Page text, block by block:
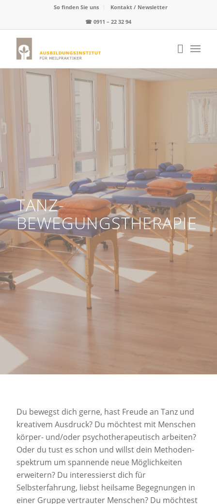
So finden Sie uns
Kontakt / Newsletter
☎0911 – 22 32 94
TANZ-
BEWEGUNGSTHERAPIE
Du bewegst dich gerne, hast Freude an Tanz und
kreativem Ausdruck? Du möchtest mit Menschen
körper- und/oder psychotherapeutisch arbeiten?
Oder du tust es schon und willst dein Methoden-
spektrum um spannende neue Möglichkeiten
erweitern? Du interessierst dich für
Selbsterfahrung, liebst heilsame Begegnungen in
einer Gruppe vertrauter Menschen? Du möchtest